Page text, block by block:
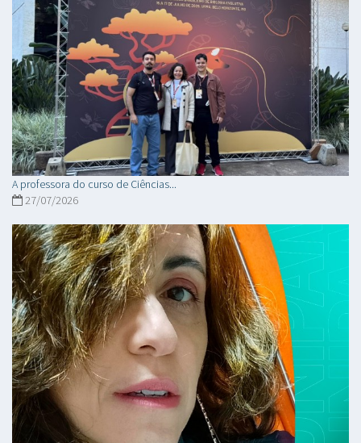
A professora do curso de Ciências...
27/07/2026